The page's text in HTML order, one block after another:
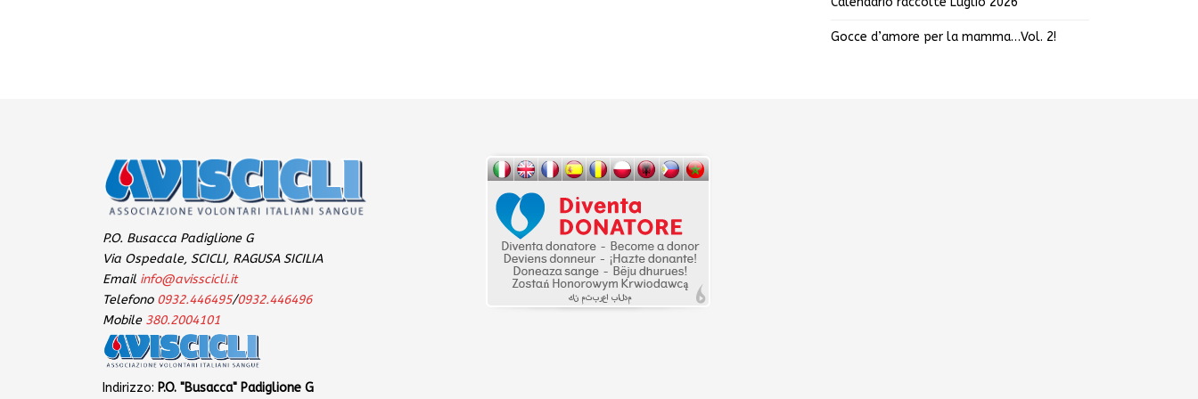
Gocce d’amore per la mamma…Vol. 2!
P.O. Busacca Padiglione G
Via Ospedale, SCICLI, RAGUSA SICILIA
Email info@avisscicli.it
Telefono 0932.446495/0932.446496
Mobile 380.2004101
Indirizzo: P.O. "Busacca" Padiglione G